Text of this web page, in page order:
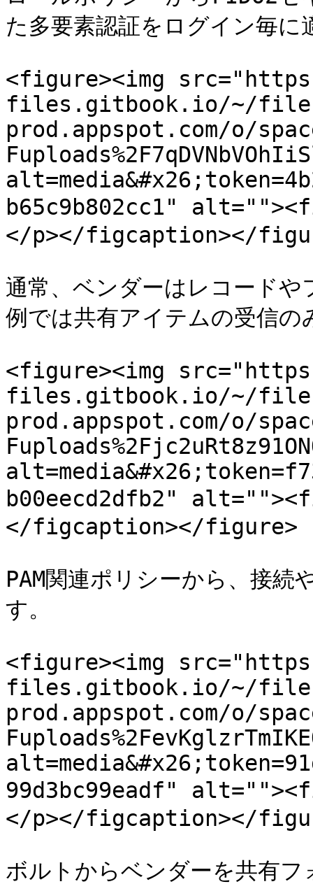
た多要素認証をログイン毎に
<figure><img
files.gitbook.io/~/
prod.appspot.com/o/
b65c9b802cc1"
</p></figcaption></
通常、ベンダーはレコード
例では共有アイテムの受信の
<figure><img
files.gitbook.io/~/
prod.appspot.com/o/
b00eecd2dfb2"
</figcaption></figure>
PAM関連ポリシーから、接
す。
<figure><img
files.gitbook.io/~/
prod.appspot.com/o/
99d3bc99eadf"
</p></figcaption></
ボルトからベンダーを共有